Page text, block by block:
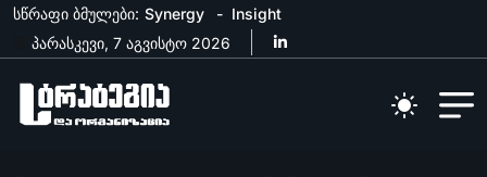
სწრაფი ბმულები: Synergy
Insight
პარასკევი, 7 აგვისტო 2026